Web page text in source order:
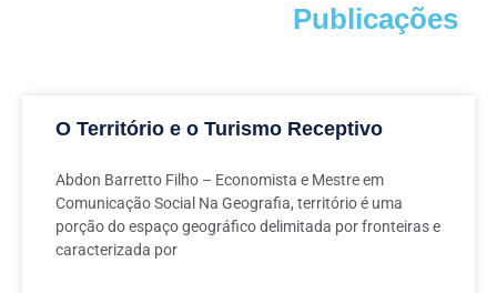
Publicações
O Território e o Turismo Receptivo
Abdon Barretto Filho – Economista e Mestre em
Comunicação Social Na Geografia, território é uma
porção do espaço geográfico delimitada por fronteiras e
caracterizada por